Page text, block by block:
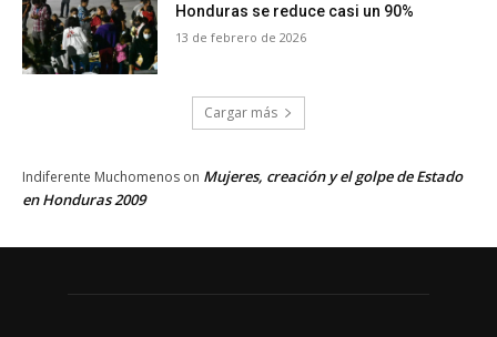
Honduras se reduce casi un 90%
13 de febrero de 2026
Cargar más
Indiferente Muchomenos on Mujeres, creación y el golpe de Estado
en Honduras 2009